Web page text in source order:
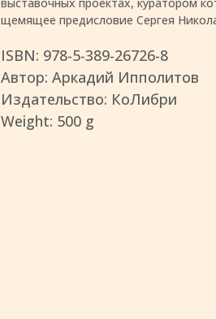
щемящее предисловие Сергея
ISBN: 978-5-389-26726-8
Автор: Аркадий Ипполитов
Издательство: КоЛибри
Weight: 500 g